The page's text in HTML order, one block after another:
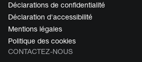
Déclarations de confidentialité
Déclaration d'accessibilité
Mentions légales
Politique des cookies
CONTACTEZ-NOUS